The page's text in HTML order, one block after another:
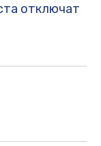
отключат